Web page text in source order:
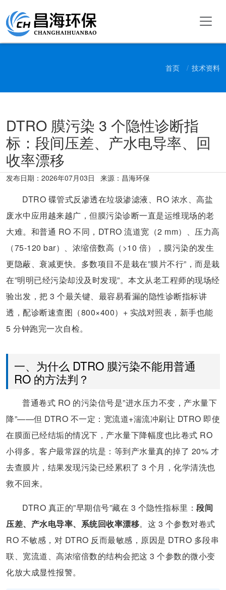
首页 技术资料
DTRO 膜污染 3 个隐性诊断指
标：段间压差、产水电导率、回
收率漂移
发布日期： 2026年07月03日 来源：昌海环保
DTRO 碟管式反渗透在垃圾渗滤液、RO 浓水、高盐
废水中应用越来越广，但膜污染诊断一直是运维现场的老
大难。和普通 RO 不同，DTRO 流道宽（2 mm）、压力高
（75-120 bar）、浓缩倍数高（>10 倍），膜污染的发生
更隐蔽、衰减更快。多数项目不是栽在”膜片不行”，而是栽
在”明明已经污染却没及时发现”。本文从老工程师的现场经
验出发，把 3 个最关键、最容易看漏的隐性诊断指标讲
透，配诊断速查图（800×400）+ 实战对照表，新手也能
5 分钟跑完一次自检。
一、为什么 DTRO 膜污染不能用普通
RO 的方法判？
普通卷式 RO 的污染信号是”进水压力不变，产水量下
降”——但 DTRO 不一定：宽流道+湍流冲刷让 DTRO 即使
在膜面已经结垢的情况下，产水量下降幅度也比卷式 RO
小得多。客户最常踩的坑是：等到产水量真的掉了 20% 才
去查膜片，结果发现污染已经累积了 3 个月，化学清洗也
救不回来。
DTRO 真正的”早期信号”藏在 3 个隐性指标里： 段间
压差、产水电导率、系统回收率漂移。这 3 个参数对卷式
RO 不敏感，对 DTRO 反而最敏感，原因是 DTRO 多段串
联、宽流道、高浓缩倍数的结构会把这 3 个参数的微小变
化放大成显性报警。